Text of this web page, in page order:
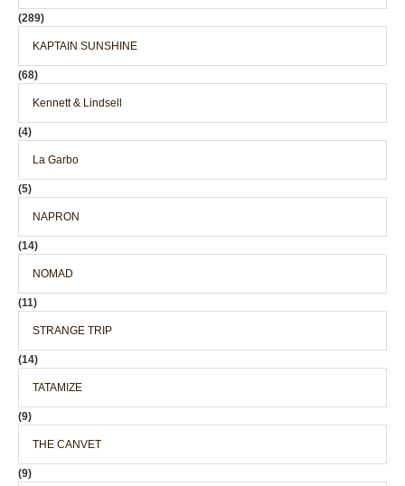
(289)
KAPTAIN SUNSHINE
(68)
Kennett & Lindsell
(4)
La Garbo
(5)
NAPRON
(14)
NOMAD
(11)
STRANGE TRIP
(14)
TATAMIZE
(9)
THE CANVET
(9)